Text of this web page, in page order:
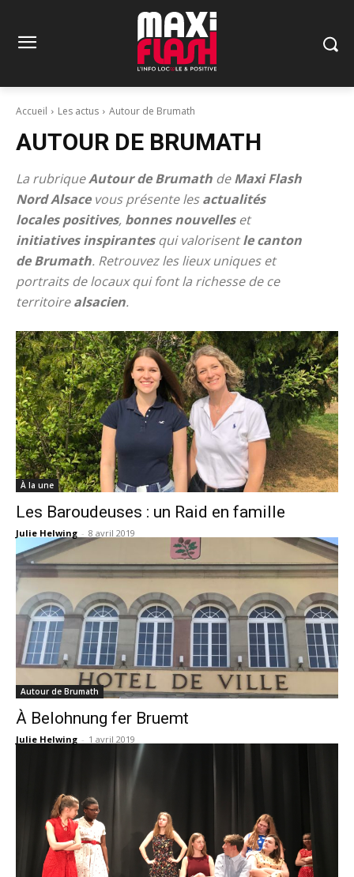
Accueil Les actus Autour de Brumath
AUTOUR DE BRUMATH
La rubriqueAutour de Brumath deMaxi Flash
Nord Alsacevous présente lesactualités
locales positives, bonnes nouvelleset
initiatives inspirantesqui valorisentle canton
de Brumath. Retrouvez les lieux uniques et
portraits de locaux qui font la richesse de ce
territoirealsacien.
À la une
Les Baroudeuses : un Raid en famille
Julie Helwing - 8 avril 2019
Autour de Brumath
À Belohnung fer Bruemt
Julie Helwing - 1 avril 2019